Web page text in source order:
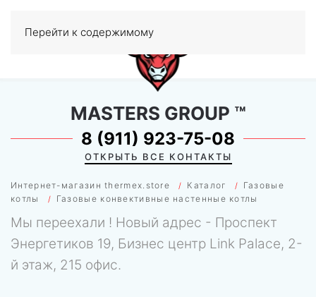
Перейти к содержимому
0
Интернет-магазин thermex.store Каталог
Газовые
котлы
Газовые конвективные настенные котлы
MASTERS GROUP ™
8 (911) 923-75-08
ОТКРЫТЬ ВСЕ КОНТАКТЫ
Мы переехали ! Новый адрес - Проспект
Энергетиков 19, Бизнес центр Link Palace, 2-
й этаж, 215 офис.